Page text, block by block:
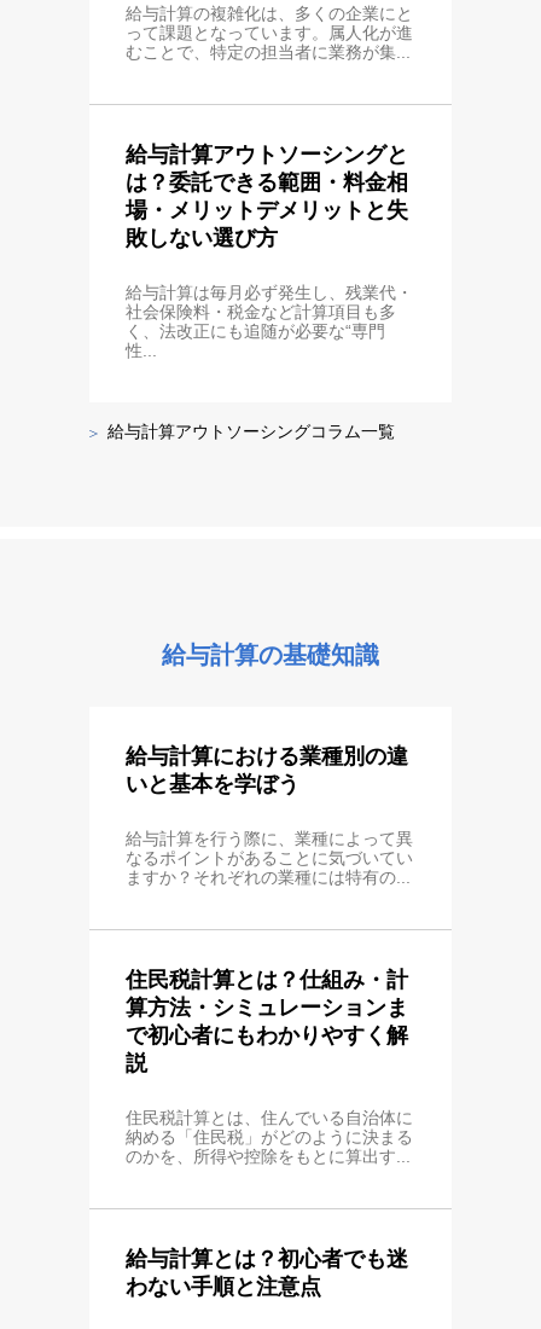
給与計算の複雑化は、多くの企業にと
って課題となっています。属人化が進
むことで、特定の担当者に業務が集...
給与計算アウトソーシングと
は？委託できる範囲・料金相
場・メリットデメリットと失
敗しない選び方
給与計算は毎月必ず発生し、残業代・
社会保険料・税金など計算項目も多
く、法改正にも追随が必要な“専門
性...
給与計算アウトソーシングコラム一覧
給与計算の基礎知識
給与計算における業種別の違
いと基本を学ぼう
給与計算を行う際に、業種によって異
なるポイントがあることに気づいてい
ますか？それぞれの業種には特有の...
住民税計算とは？仕組み・計
算方法・シミュレーションま
で初心者にもわかりやすく解
説
住民税計算とは、住んでいる自治体に
納める「住民税」がどのように決まる
のかを、所得や控除をもとに算出す...
給与計算とは？初心者でも迷
わない手順と注意点